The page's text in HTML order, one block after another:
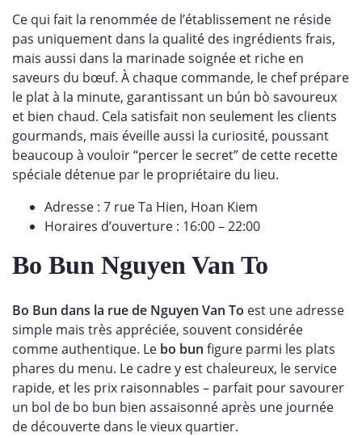
Ce qui fait la renommée de l’établissement ne réside
pas uniquement dans la qualité des ingrédients frais,
mais aussi dans la marinade soignée et riche en
saveurs du bœuf. À chaque commande, le chef prépare
le plat à la minute, garantissant un bún bò savoureux
et bien chaud. Cela satisfait non seulement les clients
gourmands, mais éveille aussi la curiosité, poussant
beaucoup à vouloir “percer le secret” de cette recette
spéciale détenue par le propriétaire du lieu.
Adresse : 7 rue Ta Hien, Hoan Kiem
Horaires d’ouverture : 16:00 – 22:00
Bo Bun Nguyen Van To
Bo Bun dans la rue de Nguyen Van To est une adresse
simple mais très appréciée, souvent considérée
comme authentique. Le bo bun figure parmi les plats
phares du menu. Le cadre y est chaleureux, le service
rapide, et les prix raisonnables – parfait pour savourer
un bol de bo bun bien assaisonné après une journée
de découverte dans le vieux quartier.